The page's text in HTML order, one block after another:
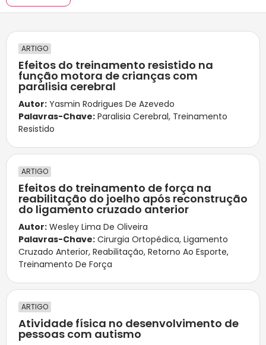
ARTIGO
Efeitos do treinamento resistido na
função motora de crianças com
paralisia cerebral
Autor: Yasmin Rodrigues De Azevedo
Palavras-Chave: Paralisia Cerebral, Treinamento
Resistido
ARTIGO
Efeitos do treinamento de força na
reabilitação do joelho após reconstrução
do ligamento cruzado anterior
Autor: Wesley Lima De Oliveira
Palavras-Chave: Cirurgia Ortopédica, Ligamento
Cruzado Anterior, Reabilitação, Retorno Ao Esporte,
Treinamento De Força
ARTIGO
Atividade física no desenvolvimento de
pessoas com autismo